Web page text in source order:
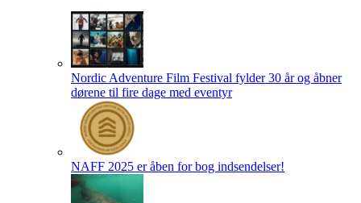
Nordic Adventure Film Festival fylder 30 år og åbner
dørene til fire dage med eventyr
NAFF 2025 er åben for bog indsendelser!